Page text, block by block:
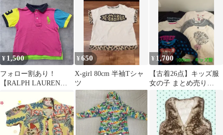
¥ 1,500
フォロー割あり！
【RALPH LAUREN】
90cm 2T ビッグポニー
カラフル マルチカラ
ー ナンバリング 刺繍
ロゴ 海外古着
¥650
X-girl 80cm 半袖Tシャ
ツ
¥ 1,700
【古着26点】キッズ服
女の子 まとめ売り
90cm 95cm 100cm